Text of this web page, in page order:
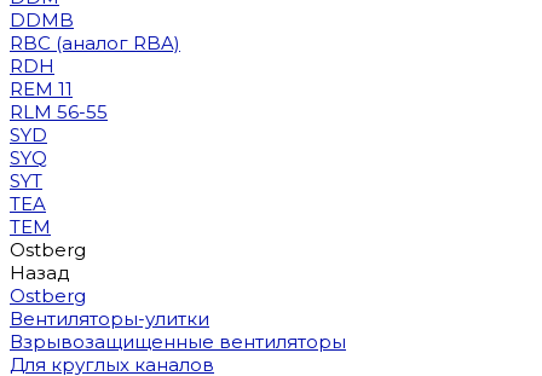
DDMB
RBC (аналог RBA)
RDH
REM 11
RLM 56-55
SYD
SYQ
SYT
TEA
TEM
Ostberg
Назад
Ostberg
Вентиляторы-улитки
Взрывозащищенные вентиляторы
Для круглых каналов